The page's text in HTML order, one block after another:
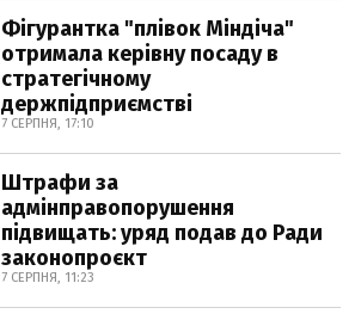
Фігурантка "плівок Міндіча"
отримала керівну посаду в
стратегічному
держпідприємстві
7 СЕРПНЯ, 17:10
Штрафи за
адмінправопорушення
підвищать: уряд подав до Ради
законопроєкт
7 СЕРПНЯ, 11:23